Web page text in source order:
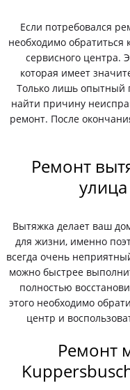
Если потребовался
необходимо обратиться
сервисного центра.
которая имеет
Только лишь опытный
найти причину
ремонт. После
Ремонт
Вытяжка делает ваш
для жизни, именно
всегда очень
можно быстрее
полностью
этого необходимо
центр и
Ремонт